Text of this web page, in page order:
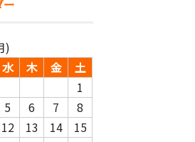
ー
)
水 木 金
土
1
5 6 7
8
12 13 14
15